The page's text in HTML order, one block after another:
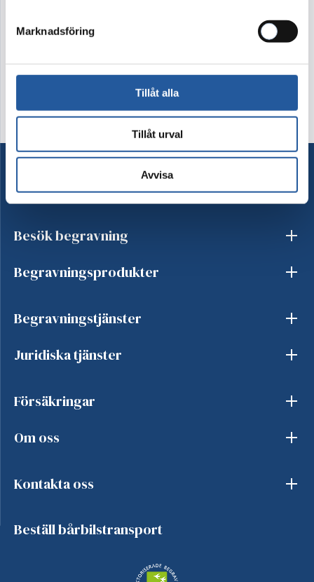
Marknadsföring
Tillåt alla
Tillåt urval
Avvisa
Ordna begravning
Besök begravning
Begravningsprodukter
Begravningstjänster
Juridiska tjänster
Försäkringar
Om oss
Kontakta oss
Beställ bårbilstransport